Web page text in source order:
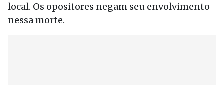
local. Os opositores negam seu envolvimento
nessa morte.